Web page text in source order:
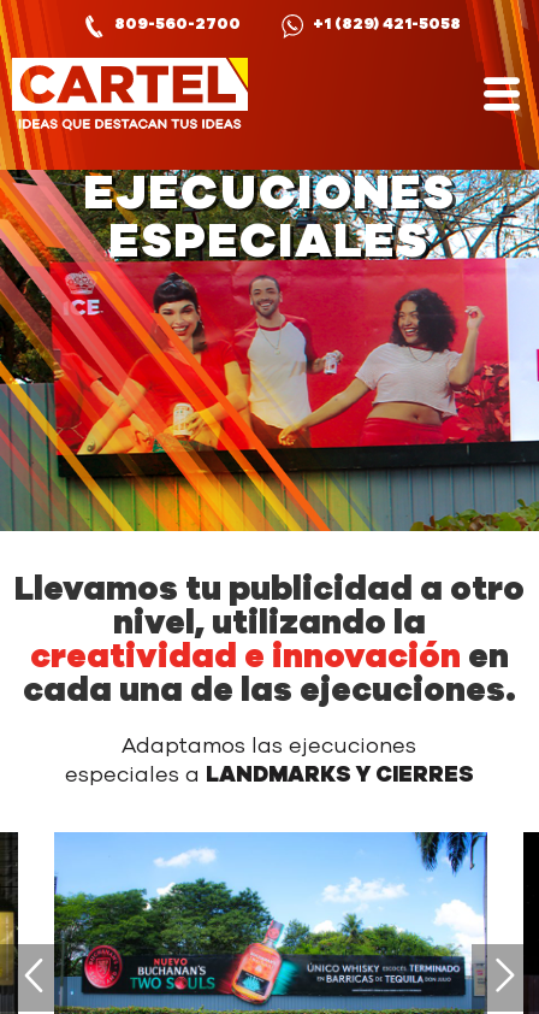
809-560-2700 +1 (829) 421-5058
EJECUCIONES
ESPECIALES
Llevamos tu publicidad a otro
nivel, utilizando la
creatividad e innovación en
cada una de las ejecuciones.
Adaptamos las ejecuciones
especiales a
LANDMARKS Y CIERRES